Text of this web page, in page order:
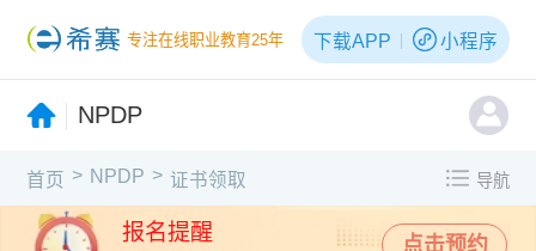
专注在线职业教育25年 下载APP 小程序
NPDP
首页 > NPDP > 证书领取 导航
报名提醒 点击预约